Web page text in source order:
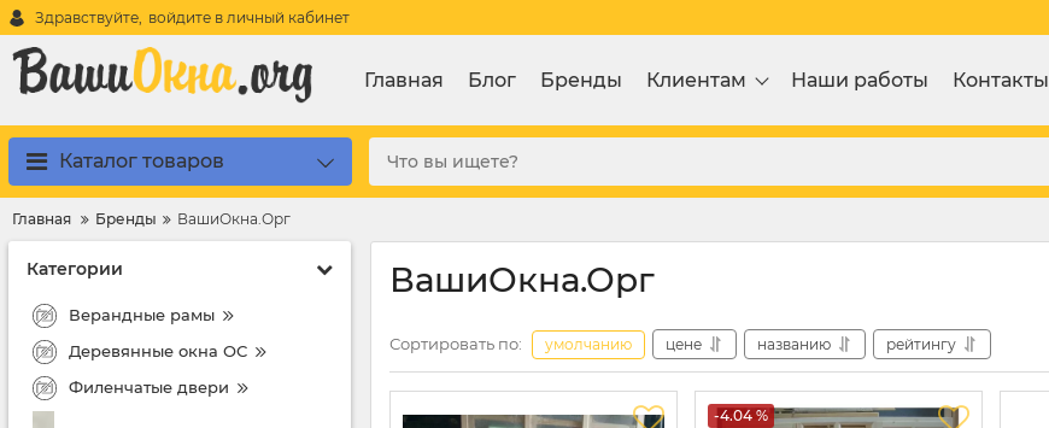
Здравствуйте, войдите в личный кабинет
Главная Блог Бренды Клиентам Наши работы Контакты
Каталог товаров
Главная Бренды ВашиОкна.Орг
Категории
Верандные рамы
Деревянные окна ОС
Филенчатые двери
ВашиОкна.Орг
Сортировать по: умолчанию цене названию рейтингу
-4.04 %